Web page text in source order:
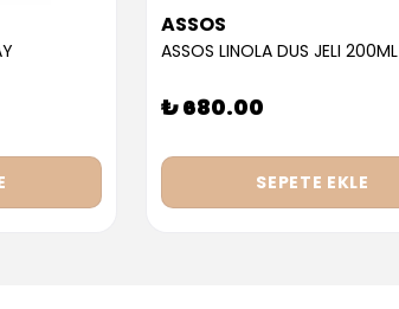
ASSOS
ASSOS LINOLA DUS JELI 200ML
₺ 680.00
SEPETE EKLE